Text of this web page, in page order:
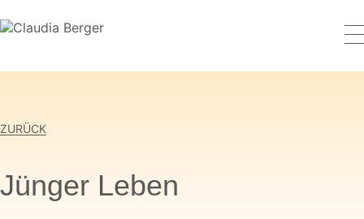
ZURÜCK
Jünger Leben